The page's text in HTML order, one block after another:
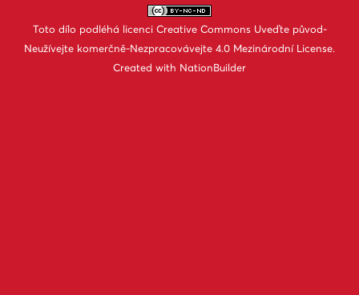
Toto dílo podléhá licenci Creative Commons Uveďte původ-
Neužívejte komerčně-Nezpracovávejte 4.0 Mezinárodní License.
Created with NationBuilder